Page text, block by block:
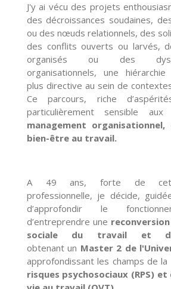
J'yai vécu des projets
des décroissances soudaines,
ou des nœuds relationnels, des
des conflits ouverts ou larvés,
organisés ou des
organisationnels, une
plus directive au sein de
Ce parcours, riche
particulièrement sensible aux
management
bien-être au travail.
A 49 ans, forte de
professionnelle, je décide,
d’approfondir lefo
d’entreprendre une
sociale du travail et
obtenant un Master 2 de
approfondissant les champs de la
risques psychosociaux (RPS)